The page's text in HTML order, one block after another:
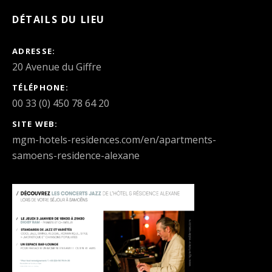
DÉTAILS DU LIEU
ADRESSE
TÉLÉPHONE
00 33 (0) 450 78 64 20
SITE WEB
mgm-hotels-residences.com/en/apartments-
samoens-residence-alexane